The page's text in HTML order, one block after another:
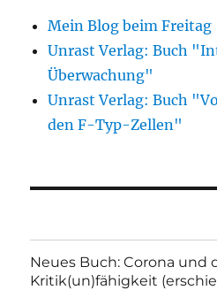
Mein Blog beim Freitag
Unrast Verlag: Buch
Überwachung"
Unrast Verlag: Buch
den F-Typ-Zellen"
Neues Buch: Corona und
Kritik(un)fähigkeit